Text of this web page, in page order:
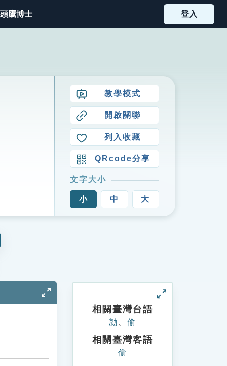
鷹博士 登入
教學模式
開啟關聯
列入收藏
QRcode分享
文字大小
小 中 大
相關臺灣台語
勍 偷
相關臺灣客語
偷